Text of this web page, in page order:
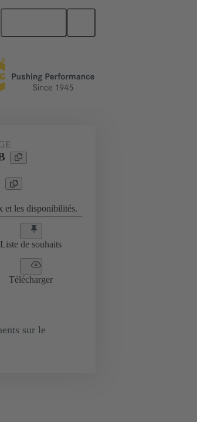
00 000 5222
et les disponibilités.
Liste de souhaits
Télécharger
sur le